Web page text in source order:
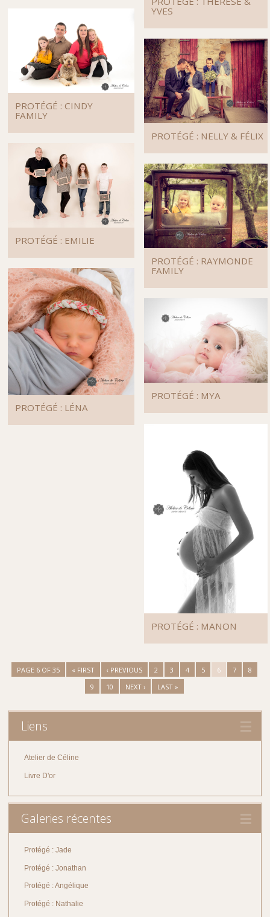
YVES
PROTÉGÉ : CINDY
FAMILY
PROTÉGÉ : NELLY & FÉLIX
PROTÉGÉ : EMILIE
PROTÉGÉ : RAYMONDE
FAMILY
PROTÉGÉ : LÉNA
PROTÉGÉ : MYA
PROTÉGÉ : MANON
PAGE 6 OF 35 « FIRST ‹ PREVIOUS 2 3 4 5 6 7
8
9
10 NEXT › LAST »
Liens
Atelier de Céline
Livre D'or
Galeries récentes
Protégé : Jade
Protégé : Jonathan
Protégé : Angélique
Protégé : Nathalie